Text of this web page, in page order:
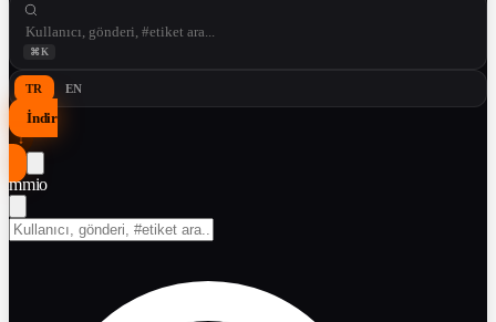
⌘K
TR EN
İndir
↓
mmio